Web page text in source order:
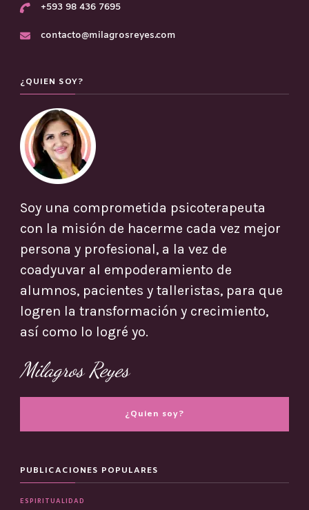
+593 98 436 7695
contacto@milagrosreyes.com
¿QUIEN SOY?
Soy una comprometida psicoterapeuta
con la misión de hacerme cada vez mejor
persona y profesional, a la vez de
coadyuvar al empoderamiento de
alumnos, pacientes y talleristas, para que
logren la transformación y crecimiento,
así como lo logré yo.
Milagros Reyes
¿Quien soy?
PUBLICACIONES POPULARES
ESPIRITUALIDAD